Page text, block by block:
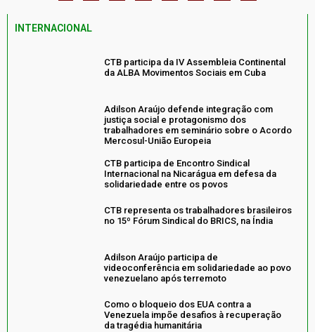
INTERNACIONAL
CTB participa da IV Assembleia Continental
da ALBA Movimentos Sociais em Cuba
Adilson Araújo defende integração com
justiça social e protagonismo dos
trabalhadores em seminário sobre o Acordo
Mercosul-União Europeia
CTB participa de Encontro Sindical
Internacional na Nicarágua em defesa da
solidariedade entre os povos
CTB representa os trabalhadores brasileiros
no 15º Fórum Sindical do BRICS, na Índia
Adilson Araújo participa de
videoconferência em solidariedade ao povo
venezuelano após terremoto
Como o bloqueio dos EUA contra a
Venezuela impõe desafios à recuperação
da tragédia humanitária